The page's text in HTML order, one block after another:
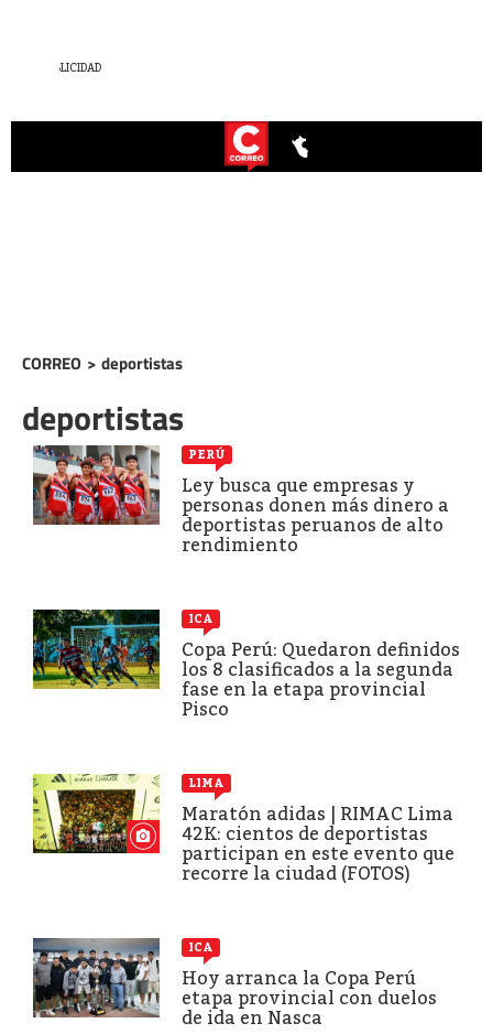
CORREO > deportistas
deportistas
PERÚ
Ley busca que empresas y
personas donen más dinero a
deportistas peruanos de alto
rendimiento
ICA
Copa Perú: Quedaron definidos
los 8 clasificados a la segunda
fase en la etapa provincial
Pisco
LIMA
Maratón adidas | RIMAC Lima
42K: cientos de deportistas
participan en este evento que
recorre la ciudad (FOTOS)
ICA
Hoy arranca la Copa Perú
etapa provincial con duelos
de ida en Nasca